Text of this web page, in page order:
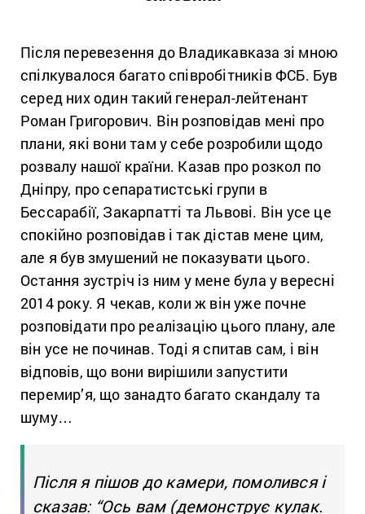
Після перевезення до Владикавказа зі мною
спілкувалося багато співробітників ФСБ. Був
серед них один такий генерал-лейтенант
Роман Григорович. Він розповідав мені про
плани, які вони там у себе розробили щодо
розвалу нашої країни. Казав про розкол по
Дніпру, про сепаратистські групи в
Бессарабії, Закарпатті та Львові. Він усе це
спокійно розповідав і так дістав мене цим,
але я був змушений не показувати цього.
Остання зустріч із ним у мене була у вересні
2014 року. Я чекав, коли ж він уже почне
розповідати про реалізацію цього плану, але
він усе не починав. Тоді я спитав сам, і він
відповів, що вони вирішили запустити
перемир’я, що занадто багато скандалу та
шуму…
Після я пішов до камери, помолився і
сказав: “Ось вам (демонструє кулак.